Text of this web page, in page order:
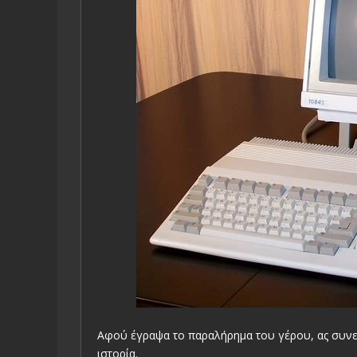
Αφού έγραψα το παραλήρημα του γέρου, ας
ιστορία.